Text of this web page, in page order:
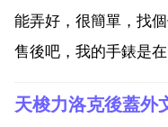
能弄好，很簡單，找
售後吧，我的手錶是
題，樓主可以參考一